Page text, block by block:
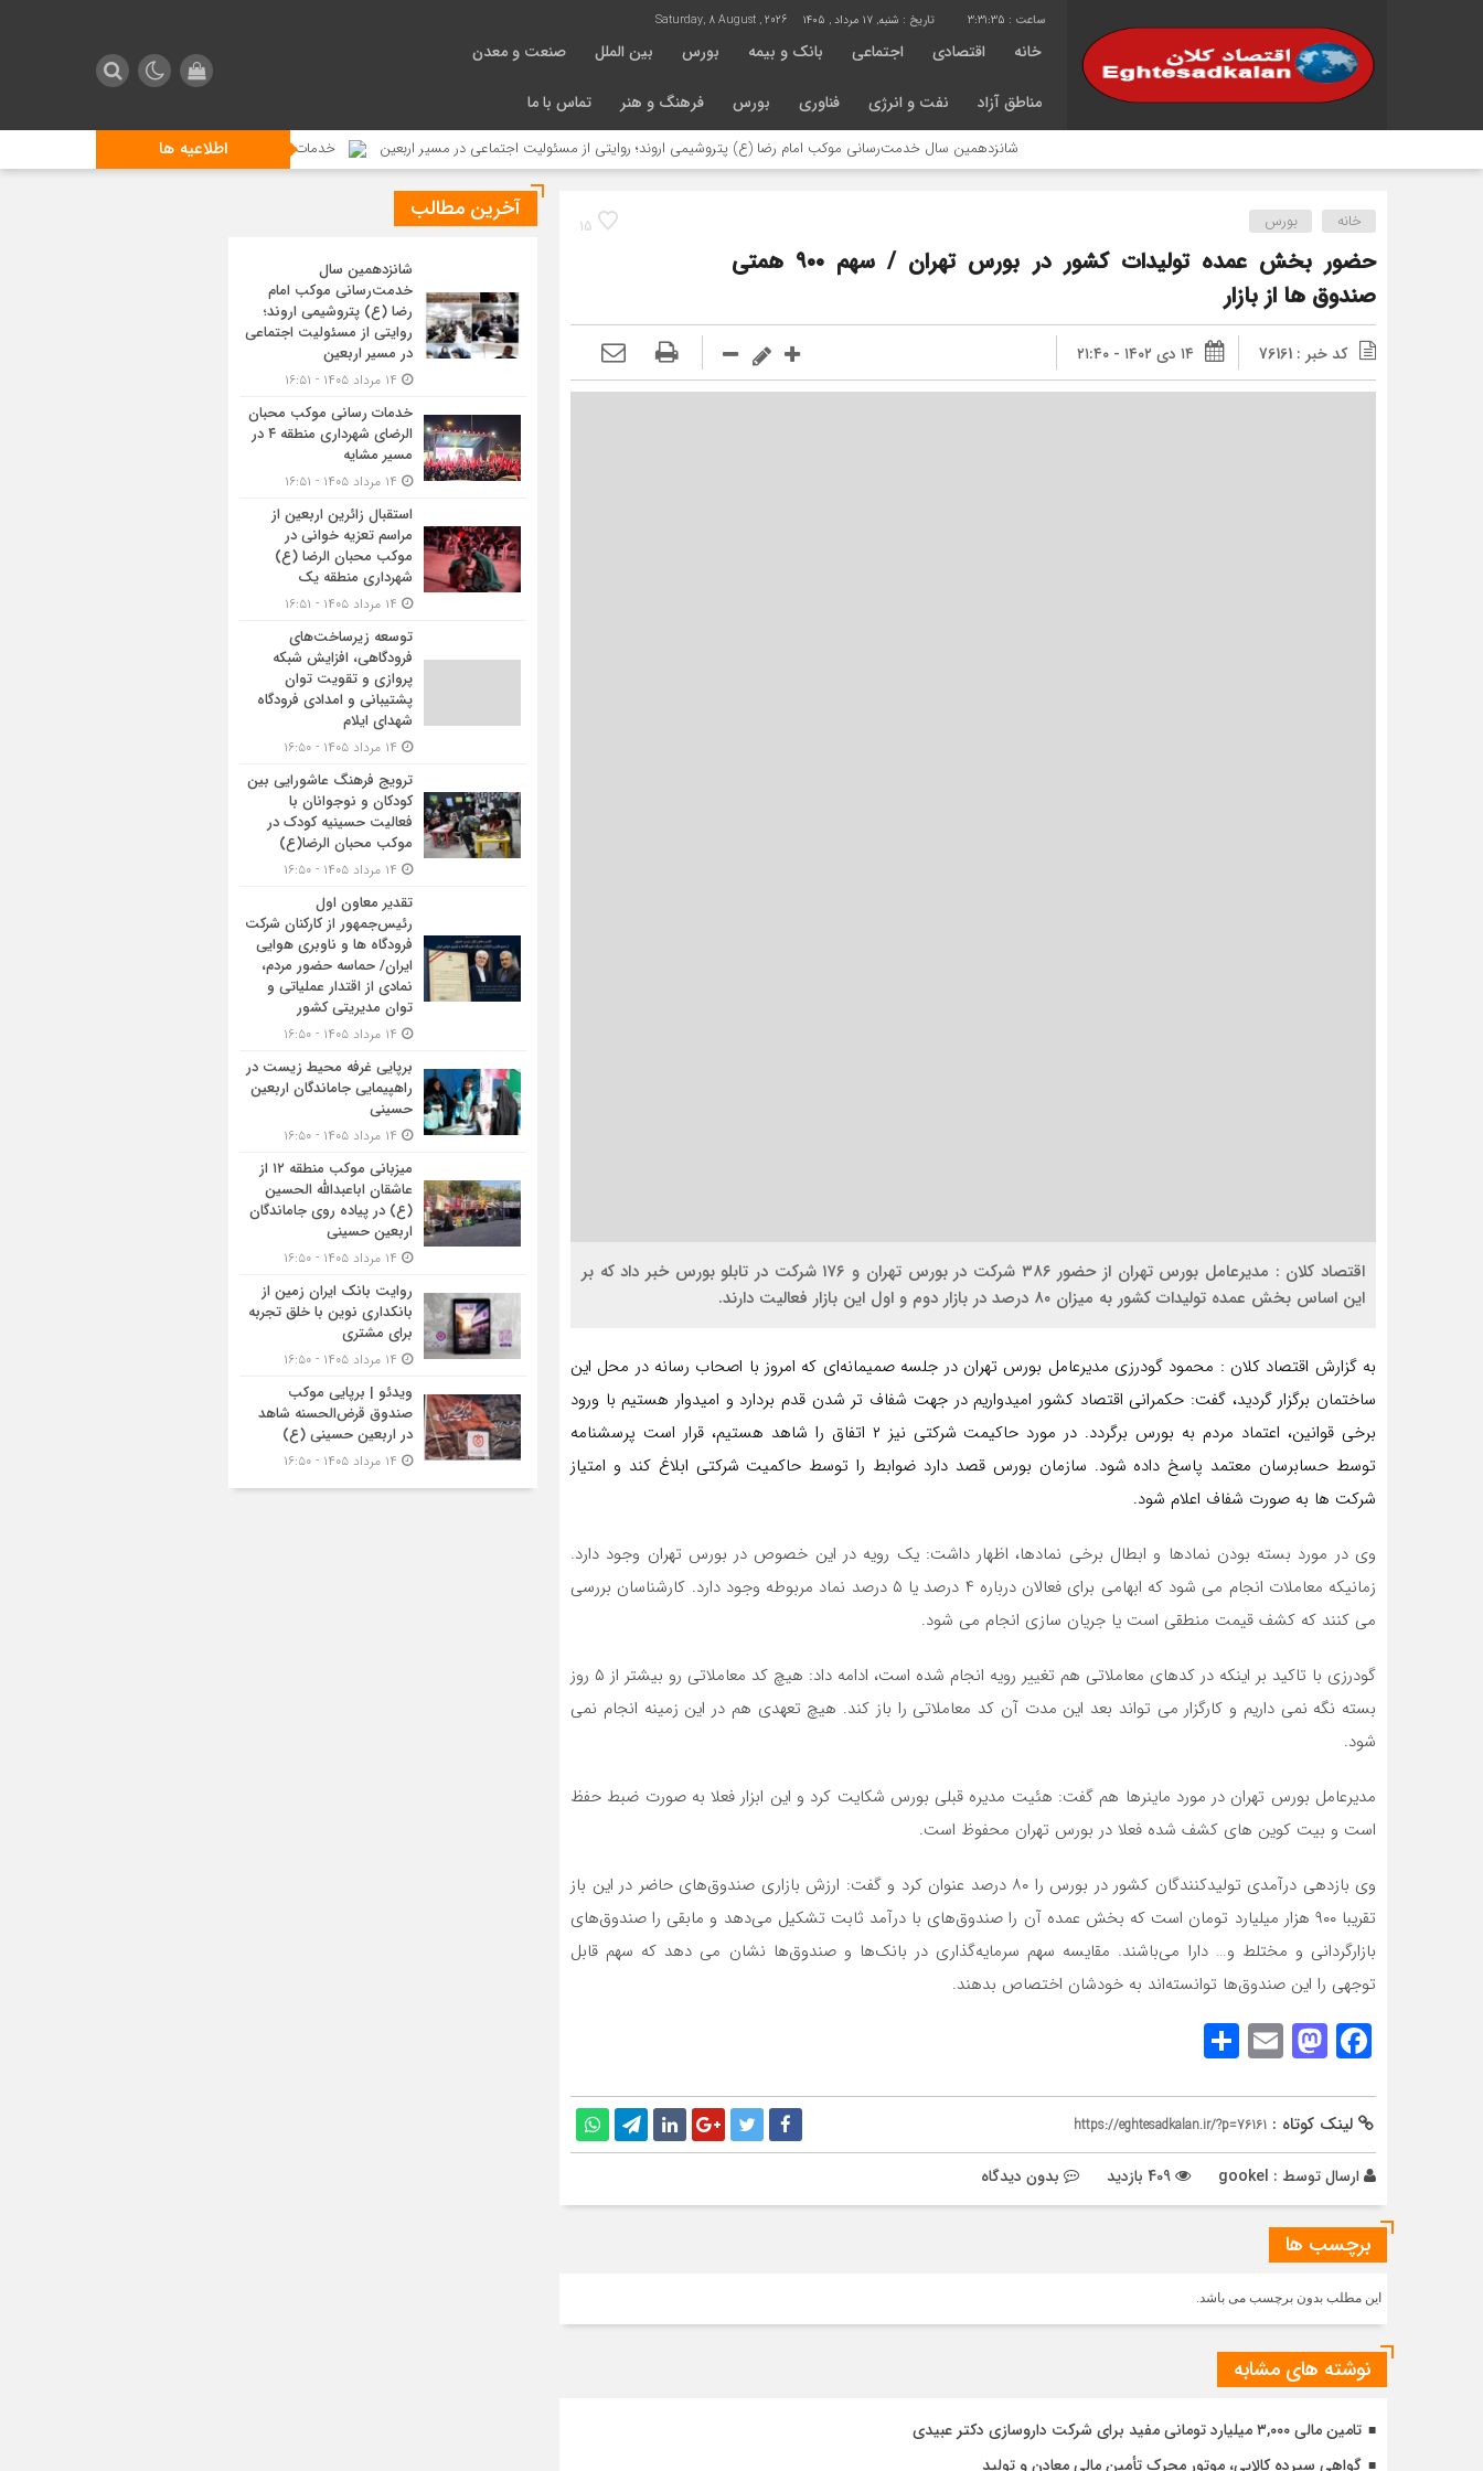
3:31:35 تاریخ : شنبه, ۱۷ مرداد , ۱۴۰۵ Saturday, 8 August , 2026
خانه اقتصادی اجتماعی بانک و بیمه بورس بین الملل صنعت و معدن
مناطق آزاد نفت و انرژی فناوری بورس فرهنگ و هنر تماس با ما
اطلاعیه ها شانزدهمین سال خدمت‌رسانی موکب امام رضا (ع) پتروشیمی اروند؛ روایتی از مسئولیت اجتماعی در مسیر اربعین خدمات رسانی موکب محبان الرضای شهرداری منطقه ۴ در مسیر مشایه
15 خانه بورس
حضور بخش عمده تولیدات کشور در بورس تهران / سهم ۹۰۰ همتی
صندوق ها از بازار
کد خبر : 76161 ۱۴ دی ۱۴۰۲ - ۲۱:۴۰
اقتصاد کلان : مدیرعامل بورس تهران از حضور ۳۸۶ شرکت در بورس تهران و ۱۷۶ شرکت در تابلو بورس خبر داد که بر
این اساس بخش عمده تولیدات کشور به میزان ۸۰ درصد در بازار دوم و اول این بازار فعالیت دارند.
به گزارش اقتصاد کلان : محمود گودرزی مدیرعامل بورس تهران در جلسه صمیمانه‌ای که امروز با اصحاب رسانه در محل این
ساختمان برگزار گردید، گفت: حکمرانی اقتصاد کشور امیدواریم در جهت شفاف تر شدن قدم بردارد و امیدوار هستیم با ورود
برخی قوانین، اعتماد مردم به بورس برگردد. در مورد حاکیمت شرکتی نیز ۲ اتفاق را شاهد هستیم، قرار است پرسشنامه
توسط حسابرسان معتمد پاسخ داده شود. سازمان بورس قصد دارد ضوابط را توسط حاکمیت شرکتی ابلاغ کند و امتیاز
شرکت ها به صورت شفاف اعلام شود.
وی در مورد بسته بودن نمادها و ابطال برخی نمادها، اظهار داشت: یک رویه در این خصوص در بورس تهران وجود دارد.
زمانیکه معاملات انجام می شود که ابهامی برای فعالان درباره ۴ درصد یا ۵ درصد نماد مربوطه وجود دارد. کارشناسان بررسی
می کنند که کشف قیمت منطقی است یا جریان سازی انجام می شود.
گودرزی با تاکید بر اینکه در کدهای معاملاتی هم تغییر رویه انجام شده است، ادامه داد: هیچ کد معاملاتی رو بیشتر از ۵ روز
بسته نگه نمی داریم و کارگزار می تواند بعد این مدت آن کد معاملاتی را باز کند. هیچ تعهدی هم در این زمینه انجام نمی
شود.
مدیرعامل بورس تهران در مورد ماینرها هم گفت: هئیت مدیره قبلی بورس شکایت کرد و این ابزار فعلا به صورت ضبط حفظ
است و بیت کوین های کشف شده فعلا در بورس تهران محفوظ است.
وی بازدهی درآمدی تولیدکنندگان کشور در بورس را ۸۰ درصد عنوان کرد و گفت: ارزش بازاری صندوق‌های حاضر در این باز
تقریبا ۹۰۰ هزار میلیارد تومان است که بخش عمده آن را صندوق‌های با درآمد ثابت تشکیل می‌دهد و مابقی را صندوق‌های
بازارگردانی و مختلط و… دارا می‌باشند. مقایسه سهم سرمایه‌گذاری در بانک‌ها و صندوق‌ها نشان می دهد که سهم قابل
توجهی را این صندوق‌ها توانسته‌اند به خودشان اختصاص بدهند.
Facebook
Mastodon
Email
لینک کوتاه : https://eghtesadkalan.ir/?p=76161
ارسال توسط : gookel بدون دیدگاه
برچسب ها
این مطلب بدون برچسب می باشد.
نوشته های مشابه
تامین مالی ۳,۰۰۰ میلیارد تومانی مفید برای شرکت داروسازی دکتر عبیدی
گواهی سپرده کالایی، موتور محرک تأمین مالی معادن و تولید
آخرین مطالب
شانزدهمین سال
خدمت‌رسانی موکب امام
رضا (ع) پتروشیمی اروند؛
روایتی از مسئولیت اجتماعی
در مسیر اربعین
خدمات رسانی موکب محبان
الرضای شهرداری منطقه ۴ در
مسیر مشایه
استقبال زائرین اربعین از
مراسم تعزیه خوانی در
موکب محبان الرضا (ع)
شهرداری منطقه یک
توسعه زیرساخت‌های
فرودگاهی، افزایش شبکه
پروازی و تقویت توان
پشتیبانی و امدادی فرودگاه
شهدای ایلام
ترویج فرهنگ عاشورایی بین
کودکان و نوجوانان با
فعالیت حسینیه کودک در
موکب محبان الرضا(ع)
تقدیر معاون اول
رئیس‌جمهور از کارکنان شرکت
فرودگاه ها و ناوبری هوایی
ایران/ حماسه حضور مردم،
نمادی از اقتدار عملیاتی و
توان مدیریتی کشور
برپایی غرفه محیط زیست در
راهپیمایی جاماندگان اربعین
حسینی
میزبانی موکب منطقه ۱۲ از
عاشقان اباعبدالله الحسین
(ع) در پیاده روی جاماندگان
اربعین حسینی
روایت بانک ایران زمین از
بانکداری نوین با خلق تجربه
برای مشتری
ویدئو | برپایی موکب
صندوق قرض‌الحسنه شاهد
در اربعین حسینی (ع)